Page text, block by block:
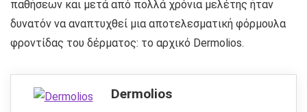
παθήσεων και μετά από πολλά χρόνια μελέτης ήταν
δυνατόν να αναπτυχθεί μια αποτελεσματική φόρμουλα
φροντίδας του δέρματος: το αρχικό Dermolios.
Dermolios